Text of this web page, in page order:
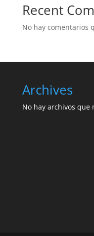
Recent
No hay comentarios
Archives
No hay archivos que